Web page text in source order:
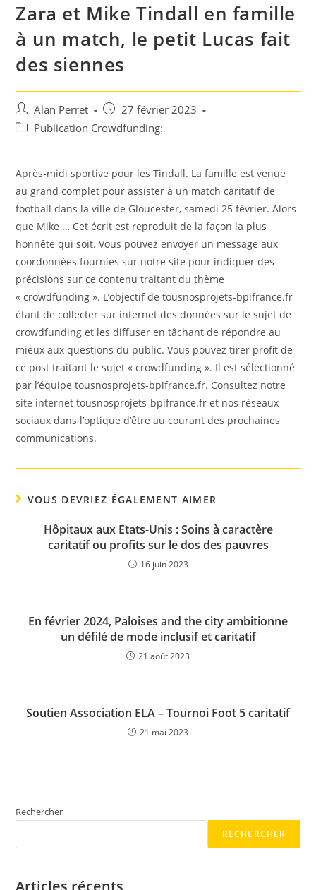
Zara et Mike Tindall en famille
à un match, le petit Lucas fait
des siennes
Auteur/autrice
de
Alan Perret
Post
published:
27 février 2023
PostPublication Crowdfunding:
Après-midi sportive pour les Tindall. La famille est venue
au grand complet pour assister à un match caritatif de
football dans la ville de Gloucester, samedi 25 février. Alors
que Mike … Cet écrit est reproduit de la façon la plus
honnête qui soit. Vous pouvez envoyer un message aux
coordonnées fournies sur notre site pour indiquer des
précisions sur ce contenu traitant du thème
« crowdfunding ». L’objectif de tousnosprojets-bpifrance.fr
étant de collecter sur internet des données sur le sujet de
crowdfunding et les diffuser en tâchant de répondre au
mieux aux questions du public. Vous pouvez tirer profit de
ce post traitant le sujet « crowdfunding ». Il est sélectionné
par l’équipe tousnosprojets-bpifrance.fr. Consultez notre
site internet tousnosprojets-bpifrance.fr et nos réseaux
sociaux dans l’optique d’être au courant des prochaines
communications.
VOUS DEVRIEZ ÉGALEMENT AIMER
Hôpitaux aux Etats-Unis : Soins à caractère
caritatif ou profits sur le dos des pauvres
16 juin 2023
En février 2024, Paloises and the city ambitionne
un défilé de mode inclusif et caritatif
21 août 2023
Soutien Association ELA – Tournoi Foot 5 caritatif
21 mai 2023
Rechercher
RECHERCHER